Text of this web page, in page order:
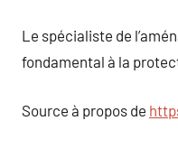
Le spécialiste de
fondamental à la
Source à propos de